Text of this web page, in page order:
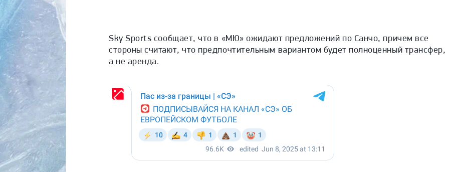
Sky Sports сообщает, что в «МЮ» ожидают предложений по Санчо, причем все
стороны считают, что предпочтительным вариантом будет полноценный трансфер,
а не аренда.